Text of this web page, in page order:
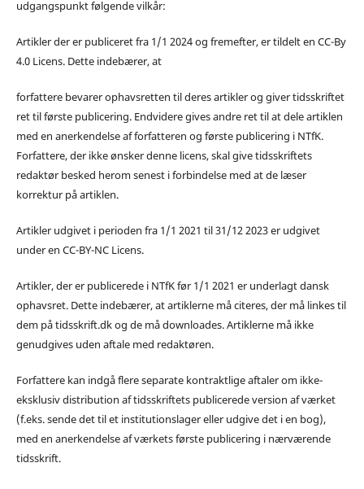
udgangspunkt følgende vilkår:
Artikler der er publiceret fra 1/1 2024 og fremefter, er tildelt en CC-By
4.0 Licens. Dette indebærer, at
forfattere bevarer ophavsretten til deres artikler og giver tidsskriftet
ret til første publicering. Endvidere gives andre ret til at dele artiklen
med en anerkendelse af forfatteren og første publicering i NTfK.
Forfattere, der ikke ønsker denne licens, skal give tidsskriftets
redaktør besked herom senest i forbindelse med at de læser
korrektur på artiklen.
Artikler udgivet i perioden fra 1/1 2021 til 31/12 2023 er udgivet
under en CC-BY-NC Licens.
Artikler, der er publicerede i NTfK før 1/1 2021 er underlagt dansk
ophavsret. Dette indebærer, at artiklerne må citeres, der må linkes til
dem på tidsskrift.dk og de må downloades. Artiklerne må ikke
genudgives uden aftale med redaktøren.
Forfattere kan indgå flere separate kontraktlige aftaler om ikke-
eksklusiv distribution af tidsskriftets publicerede version af værket
(f.eks. sende det til et institutionslager eller udgive det i en bog),
med en anerkendelse af værkets første publicering i nærværende
tidsskrift.